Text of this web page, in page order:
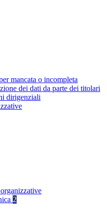
mancata o incompleta
dei dati da parte dei titolari
dirigenziali
2